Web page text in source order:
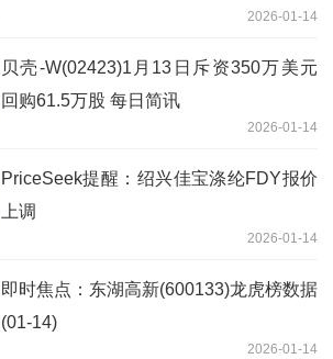
而提升当地养殖户的养殖效率与经济效
益|快讯
2026-01-14
贝壳-W(02423)1月13日斥资350万美元
回购61.5万股 每日简讯
2026-01-14
PriceSeek提醒：绍兴佳宝涤纶FDY报价
上调
2026-01-14
即时焦点：东湖高新(600133)龙虎榜数据
(01-14)
2026-01-14